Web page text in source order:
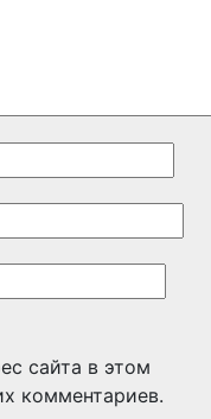
сайта в этом
комментариев.